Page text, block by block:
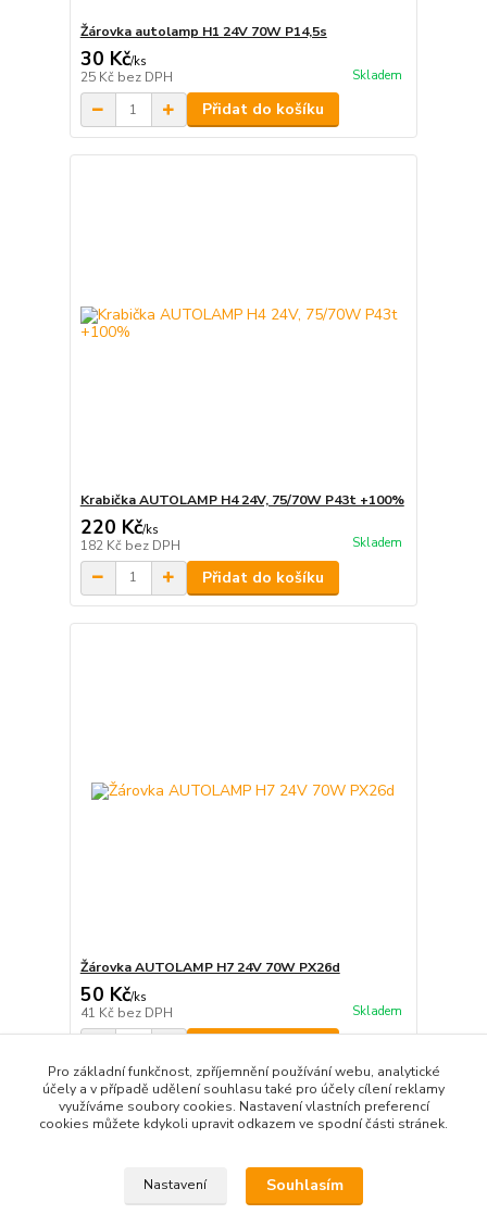
Žárovka autolamp H1 24V 70W P14,5s
30 Kč/ks
25 Kč bez DPH Skladem
Přidat do košíku
Krabička AUTOLAMP H4 24V, 75/70W P43t +100%
220 Kč/ks
182 Kč bez DPH Skladem
Přidat do košíku
Žárovka AUTOLAMP H7 24V 70W PX26d
50 Kč/ks
41 Kč bez DPH Skladem
strana
Pro základní funkčnost, zpříjemnění používání webu, analytické
účely a v případě udělení souhlasu také pro účely cílení reklamy
využíváme soubory cookies. Nastavení vlastních preferencí
cookies můžete kdykoli upravit odkazem ve spodní části stránek.
Nastavení Souhlasím